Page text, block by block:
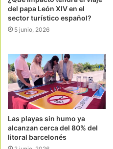
del papa León XIV en el
sector turístico español?
5 junio, 2026
Las playas sin humo ya
alcanzan cerca del 80% del
litoral barcelonés